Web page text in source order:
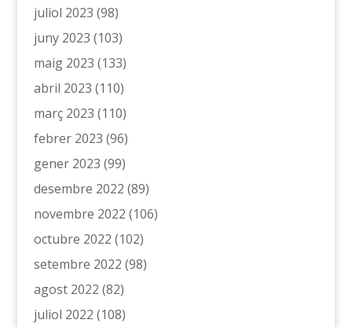
juliol 2023 (98)
juny 2023 (103)
maig 2023 (133)
abril 2023 (110)
març 2023 (110)
febrer 2023 (96)
gener 2023 (99)
desembre 2022 (89)
novembre 2022 (106)
octubre 2022 (102)
setembre 2022 (98)
agost 2022 (82)
juliol 2022 (108)